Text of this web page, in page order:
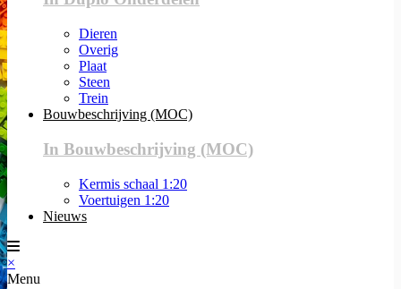
Dieren
Overig
Plaat
Steen
Trein
Bouwbeschrijving (MOC)
In Bouwbeschrijving (MOC)
Kermis schaal 1:20
Voertuigen 1:20
Nieuws
×
Menu